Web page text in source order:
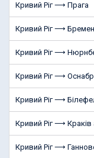
Кривий Ріг ⟶ Прага
Кривий Ріг ⟶ Бремен
Кривий Ріг ⟶
Кривий Ріг ⟶
Кривий Ріг ⟶
Кривий Ріг ⟶ Краків
Кривий Ріг ⟶